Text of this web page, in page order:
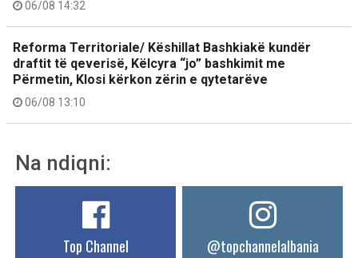
06/08 14:32
Reforma Territoriale/ Këshillat Bashkiakë kundër
draftit të qeverisë, Këlcyra “jo” bashkimit me
Përmetin, Klosi kërkon zërin e qytetarëve
06/08 13:10
Na ndiqni:
Top Channel @topchannelalbania